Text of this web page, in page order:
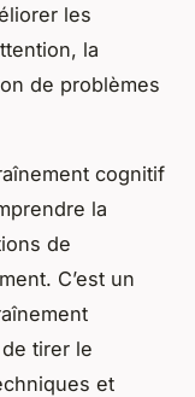
les
la
de problèmes
cognitif
la
de
C’est un
tirer le
et